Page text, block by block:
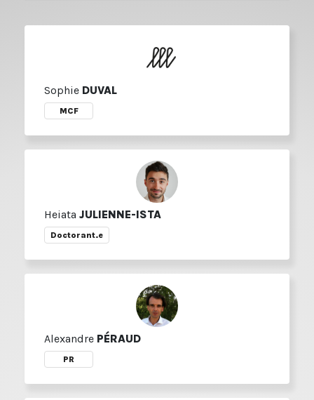
Sophie DUVAL
MCF
Heiata JULIENNE-ISTA
Doctorant.e
Alexandre PÉRAUD
PR